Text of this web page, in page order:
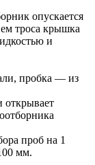
опускается
троса крышка
и
пробка — из
открывает
проб на 1
мм.